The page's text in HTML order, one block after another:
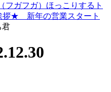
フガフガ）ほっこりするト
拶★ 新年の営業スタート
君